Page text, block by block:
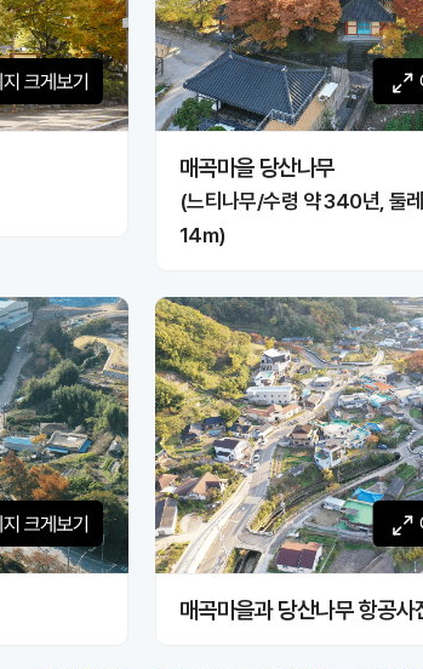
매곡마을 당산나무
(느티나무/수령 약 340년, 둘
14m)
매곡마을과 당산나무 항공사